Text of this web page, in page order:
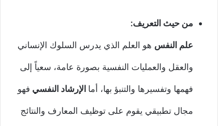
من حيث التعريف:
علم النفس هو العلم الذي يدرس السلوك الإنساني
والعقل والعمليات النفسية بصورة عامة، سعياً إلى
فهمها وتفسيرها والتنبؤ بها، أما الإرشاد النفسي فهو
مجال تطبيقي يقوم على توظيف المعارف والنتائج